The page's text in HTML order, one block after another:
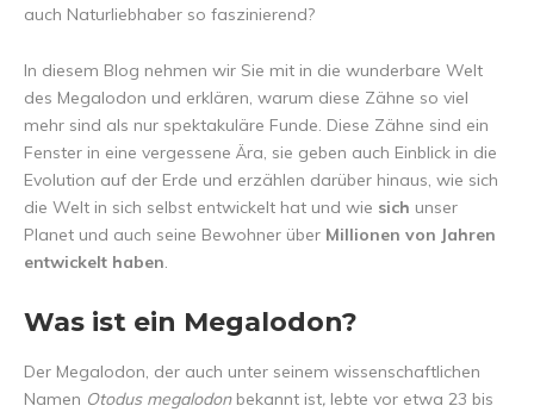
auch Naturliebhaber so faszinierend?
In diesem Blog nehmen wir Sie mit in die wunderbare Welt
des Megalodon und erklären, warum diese Zähne so viel
mehr sind als nur spektakuläre Funde. Diese Zähne sind ein
Fenster in eine vergessene Ära, sie geben auch Einblick in die
Evolution auf der Erde und erzählen darüber hinaus, wie sich
die Welt in sich selbst entwickelt hat und wie sich unser
Planet und auch seine Bewohner über Millionen von Jahren
entwickelt haben.
Was ist ein Megalodon?
Der Megalodon, der auch unter seinem wissenschaftlichen
Namen Otodus megalodon bekannt ist, lebte vor etwa 23 bis